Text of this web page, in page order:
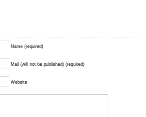
Name (required)
Mail (will not be published) (required)
Website